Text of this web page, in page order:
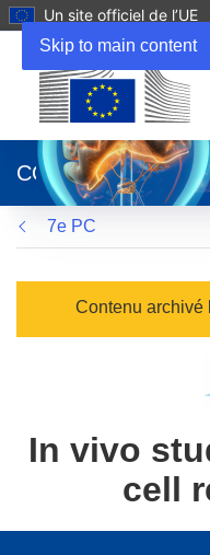
Skip to main content
Un site officiel de l’UE
dans
une
nouvelle
fenêtre)
CORDIS
7e PC
Contenu archivé
In vivo
cell